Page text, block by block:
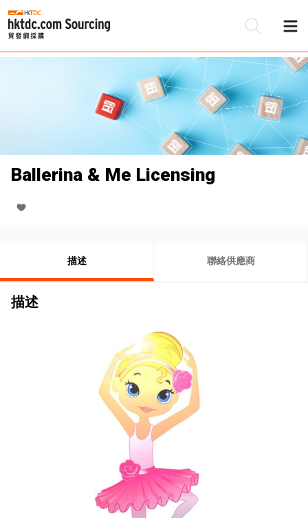
Ballerina & Me Licensing
描述 聯絡供應商
描述